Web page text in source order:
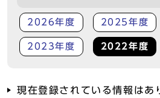
2026年度 2025年度
2023年度 2022年度
現在登録されている情報はあ